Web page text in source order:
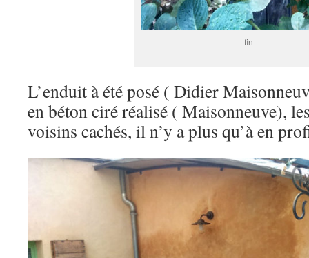
fin
L’enduit à été posé ( Didier
en béton ciré réalisé ( Maisonneuve),
voisins cachés, il n’y a plus qu’à en